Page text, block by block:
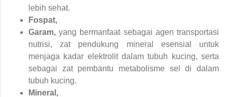
lebih sehat.
Fospat,
Garam,yang bermanfaat sebagai agen transportasi
nutrisi, zat pendukung mineral esensial untuk
menjaga kadar elektrolit dalam tubuh kucing, serta
sebagai zat pembantu metabolisme sel di dalam
tubuh kucing.
Mineral,